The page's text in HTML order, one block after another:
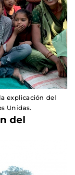
explicación del
Unidas.
del